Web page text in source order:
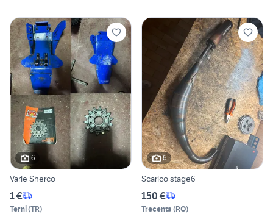
6
Varie Sherco
1 €
Terni(TR)
6
Scarico stage6
150 €
Trecenta (RO)